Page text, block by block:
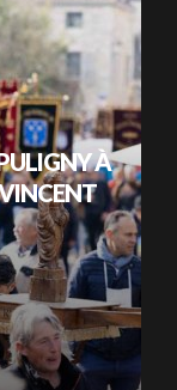
À